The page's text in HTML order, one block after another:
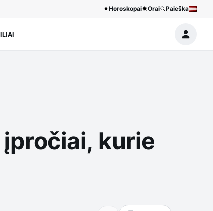
Horoskopai Orai Paieška
kurie